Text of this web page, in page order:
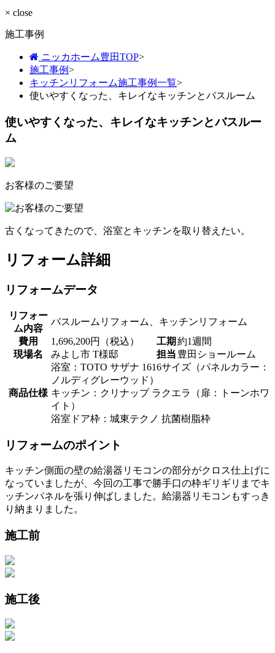
× close
施工事例
ニッカホーム豊田TOP>
施工事例>
キッチンリフォーム施工事例一覧>
使いやすくなった、キレイなキッチンとバスルーム
使いやすくなった、キレイなキッチンとバスルー
ム
お客様のご要望
古くなってきたので、浴室とキッチンを取り替えたい。
リフォーム詳細
リフォームデータ
リフォー
ム内容
バスルームリフォーム、キッチンリフォーム
費用
1,696,200円（税込） 工期 約1週間
現場名
みよし市 T様邸 担当 豊田ショールーム
商品仕様
浴室：TOTO サザナ 1616サイズ（パネルカラー：
ノルディグレーウッド）
キッチン：クリナップ ラクエラ（扉：トーンホワ
イト）
浴室ドア枠：城東テクノ 抗菌樹脂枠
リフォームのポイント
キッチン側面の壁の給湯器リモコンの部分がクロス仕上げに
なっていましたが、今回の工事で勝手口の枠ギリギリまでキ
ッチンパネルを張り伸ばしました。給湯器リモコンもすっき
り納まりました。
施工前
施工後